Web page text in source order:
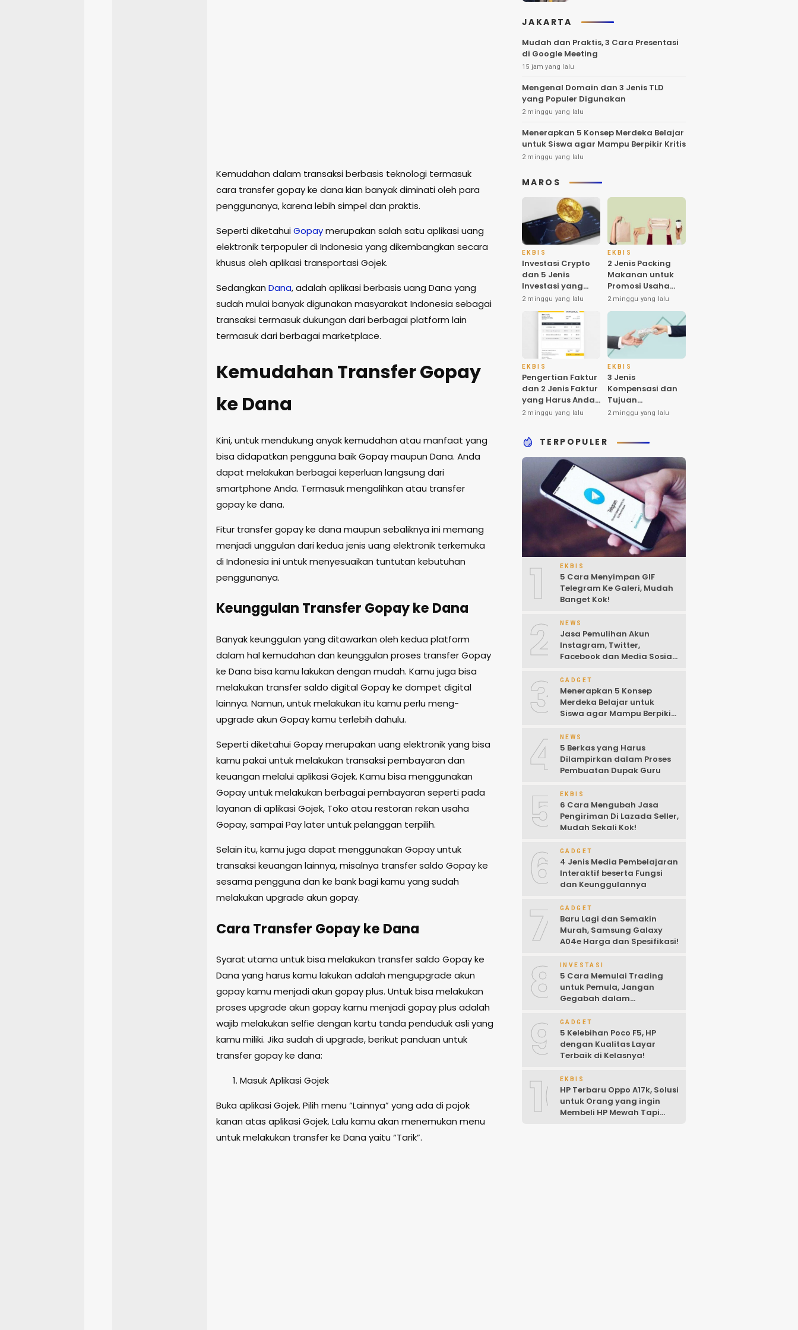
Kemudahan dalam transaksi berbasis teknologi termasuk
cara transfer gopay ke dana kian banyak diminati oleh para
penggunanya, karena lebih simpel dan praktis.
Seperti diketahuiGopaymerupakan salah satu aplikasi uang
elektronik terpopuler di Indonesia yang dikembangkan secara
khusus oleh aplikasi transportasi Gojek.
Sedangkan Dana, adalah aplikasi berbasis uang Dana yang
sudah mulai banyak digunakan masyarakat Indonesia sebagai
transaksi termasuk dukungan dari berbagai platform lain
termasuk dari berbagai marketplace.
Kemudahan Transfer Gopay
ke Dana
Kini, untuk mendukung anyak kemudahan atau manfaat yang
bisa didapatkan pengguna baik Gopay maupun Dana. Anda
dapat melakukan berbagai keperluan langsung dari
smartphone Anda. Termasuk mengalihkan atau transfer
gopay ke dana.
Fitur transfer gopay ke dana maupun sebaliknya ini memang
menjadi unggulan dari kedua jenis uang elektronik terkemuka
di Indonesia ini untuk menyesuaikan tuntutan kebutuhan
penggunanya.
Keunggulan Transfer Gopay ke Dana
Banyak keunggulan yang ditawarkan oleh kedua platform
dalam hal kemudahan dan keunggulan proses transfer Gopay
ke Dana bisa kamu lakukan dengan mudah. Kamu juga bisa
melakukan transfer saldo digital Gopay ke dompet digital
lainnya. Namun, untuk melakukan itu kamu perlu meng-
upgrade akun Gopay kamu terlebih dahulu.
Seperti diketahui Gopay merupakan uang elektronik yang bisa
kamu pakai untuk melakukan transaksi pembayaran dan
keuangan melalui aplikasi Gojek. Kamu bisa menggunakan
Gopay untuk melakukan berbagai pembayaran seperti pada
layanan di aplikasi Gojek, Toko atau restoran rekan usaha
Gopay, sampai Pay later untuk pelanggan terpilih.
Selain itu, kamu juga dapat menggunakan Gopay untuk
transaksi keuangan lainnya, misalnya transfer saldo Gopay ke
sesama pengguna dan ke bank bagi kamu yang sudah
melakukan upgrade akun gopay.
Cara Transfer Gopay ke Dana
Syarat utama untuk bisa melakukan transfer saldo Gopay ke
Dana yang harus kamu lakukan adalah mengupgrade akun
gopay kamu menjadi akun gopay plus. Untuk bisa melakukan
proses upgrade akun gopay kamu menjadi gopay plus adalah
wajib melakukan selfie dengan kartu tanda penduduk asli yang
kamu miliki. Jika sudah di upgrade, berikut panduan untuk
transfer gopay ke dana:
Masuk Aplikasi Gojek
Buka aplikasi Gojek. Pilih menu “Lainnya” yang ada di pojok
kanan atas aplikasi Gojek. Lalu kamu akan menemukan menu
untuk melakukan transfer ke Dana yaitu “Tarik”.
JAKARTA
Mudah dan Praktis, 3 Cara Presentasi
di Google Meeting
15 jam yang lalu
Mengenal Domain dan 3 Jenis TLD
yang Populer Digunakan
2 minggu yang lalu
Menerapkan 5 Konsep Merdeka Belajar
untuk Siswa agar Mampu Berpikir Kritis
2 minggu yang lalu
MAROS
EKBIS
Investasi Crypto
dan 5 Jenis
Investasi yang
Banyak Diminati
oleh Investornya
di Indonesia
2 minggu yang lalu
EKBIS
2 Jenis Packing
Makanan untuk
Promosi Usaha
dan Higienitas
Produk
2 minggu yang lalu
EKBIS
Pengertian Faktur
dan 2 Jenis Faktur
yang Harus Anda
Ketahui
2 minggu yang lalu
EKBIS
3 Jenis
Kompensasi dan
Tujuan
Pemberiannya
2 minggu yang lalu
TERPOPULER
1 EKBIS
5 Cara Menyimpan GIF
Telegram Ke Galeri, Mudah
Banget Kok!
2 NEWS
Jasa Pemulihan Akun
Instagram, Twitter,
Facebook dan Media Sosial
2022)
3 GADGET
Menerapkan 5 Konsep
Merdeka Belajar untuk
Siswa agar Mampu Berpikir
4 NEWS
5 Berkas yang Harus
Dilampirkan dalam Proses
Pembuatan Dupak Guru
5 EKBIS
6 Cara Mengubah Jasa
Pengiriman Di Lazada Seller,
Mudah Sekali Kok!
6 GADGET
4 Jenis Media Pembelajaran
Interaktif beserta Fungsi
dan Keunggulannya
7 GADGET
Baru Lagi dan Semakin
Murah, Samsung Galaxy
A04e Harga dan Spesifikasi!
8 INVESTASI
5 Cara Memulai Trading
untuk Pemula, Jangan
Gegabah dalam
9 GADGET
5 Kelebihan Poco F5, HP
dengan Kualitas Layar
Terbaik di Kelasnya!
10EKBIS
HP Terbaru Oppo A17k, Solusi
untuk Orang yang ingin
Membeli HP Mewah Tapi